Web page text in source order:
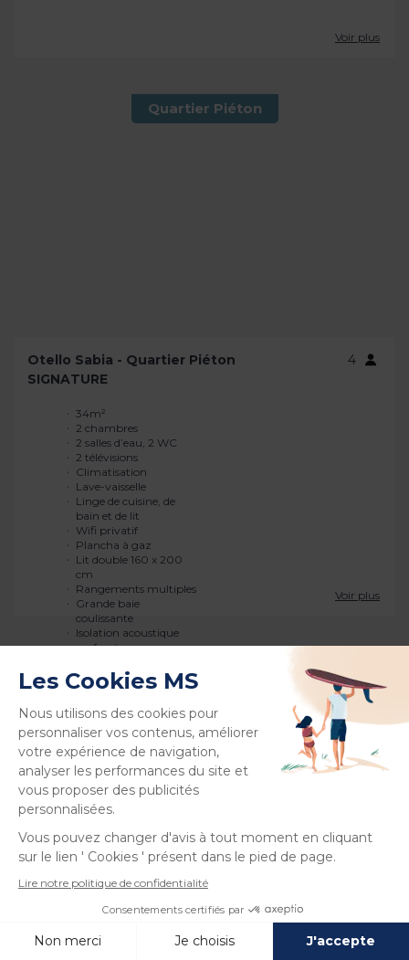
Voir plus
Quartier Piéton
Otello Sabia - Quartier Piéton
4
SIGNATURE
34m²
2 chambres
2 salles d’eau, 2 WC
2 télévisions
Climatisation
Lave-vaisselle
Linge de cuisine, de
bain et de lit
Wifi privatif
Plancha à gaz
Voir plus
Otello Sabia
SIGNATURE